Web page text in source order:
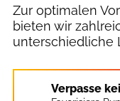
Zur optimalen
bieten wir
unterschiedliche
Verpasse